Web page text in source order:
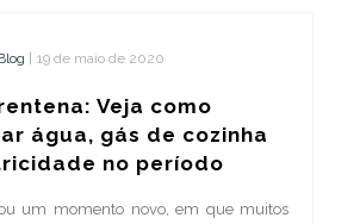
19 de maio de 2020
Veja como
água, gás de cozinha
no período
um momento novo, em que muitos